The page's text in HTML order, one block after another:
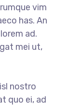
vim
has. An
ad.
mei ut,
nostro
quo ei, ad